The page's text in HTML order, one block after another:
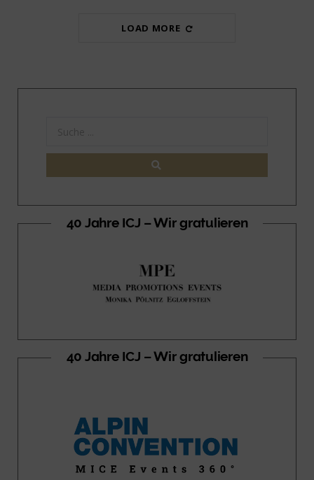
LOAD MORE
40 Jahre ICJ – Wir gratulieren
40 Jahre ICJ – Wir gratulieren